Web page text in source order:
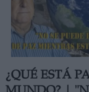
¿QUÉ ESTÁ